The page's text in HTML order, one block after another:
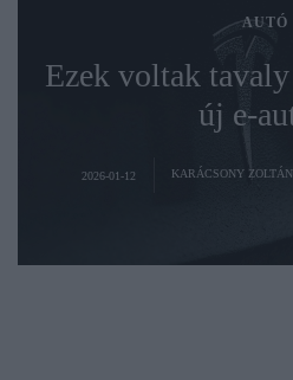
AUTÓ
Ezek voltak
új e-
2026-01-12 KARÁCSONY ZOLTÁN